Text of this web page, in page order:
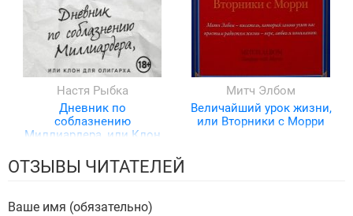
Настя Рыбка
Дневник по
соблазнению
Миллиардера, или Клон
Митч Элбом
Величайший урок жизни,
или Вторники с Морри
ОТЗЫВЫ ЧИТАТЕЛЕЙ
Ваше имя (обязательно)